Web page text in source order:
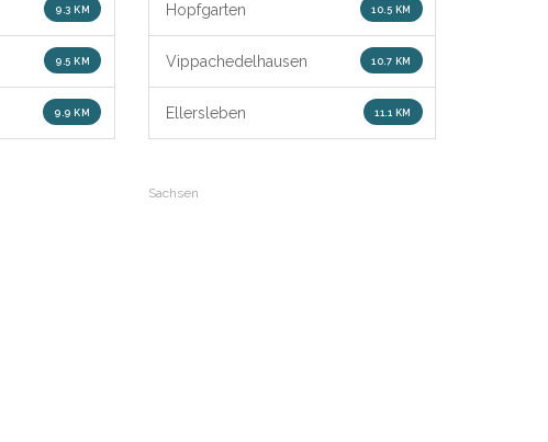
9.3 KM
9.5 KM
9.9 KM
Hopfgarten 10.5 KM
Vippachedelhausen 10.7 KM
Ellersleben 11.1 KM
Sachsen